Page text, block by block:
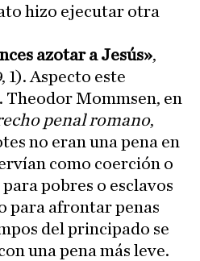
hizo ejecutar otra
azotar a Jesús»,
1). Aspecto este
Theodor Mommsen, en
penal romano,
no eran una pena en
como coerción o
pobres o esclavos
para afrontar penas
del principado se
una pena más leve.